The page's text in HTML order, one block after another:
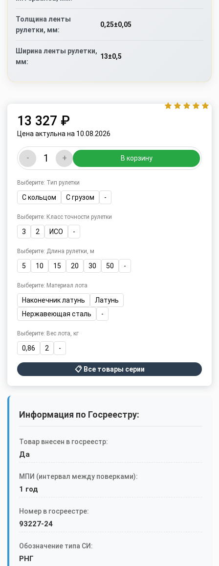
Толщина ленты
рулетки, мм:
0,25±0,05
Ширина ленты рулетки,
мм:
13±0,5
13 327 ₽
Цена актульна на 10.08.2026
- + В корзину
Выберите: Тип рулетки
С кольцом С грузом -
Выберите: Класс точности рулетки
3 2 ИСО -
Выберите: Длина рулетки, м
5 10 15 20 30 50 -
Выберите: Материал лота
Наконечник латунь
Латунь
Нержавеющая сталь
-
Выберите: Вес лота, кг
0,86 2 -
📋 Все товары серии
Информация по Госреестру:
Товар внесен в госреестр:
Да
МПИ (интервал между поверками):
1 год
Номер в госреестре:
93227-24
Обозначение типа СИ:
РНГ